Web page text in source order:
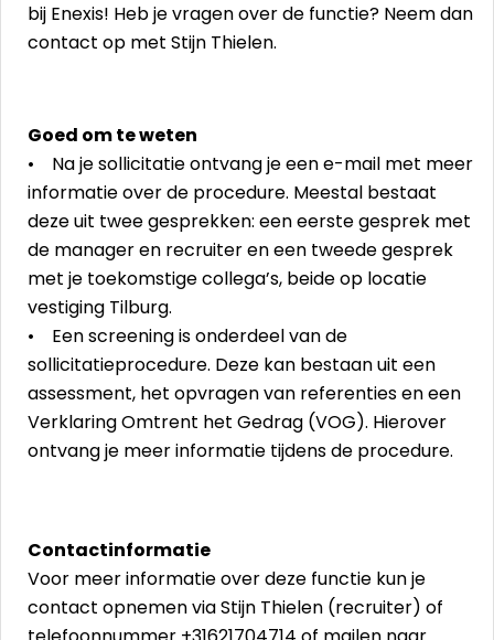
bij Enexis! Heb je vragen over de functie? Neem dan
contact op met Stijn Thielen.
Goed om te weten
• Na je sollicitatie ontvang je een e-mail met meer
informatie over de procedure. Meestal bestaat
deze uit twee gesprekken: een eerste gesprek met
de manager en recruiter en een tweede gesprek
met je toekomstige collega’s, beide op locatie
vestiging Tilburg.
• Een screening is onderdeel van de
sollicitatieprocedure. Deze kan bestaan uit een
assessment, het opvragen van referenties en een
Verklaring Omtrent het Gedrag (VOG). Hierover
ontvang je meer informatie tijdens de procedure.
Contactinformatie
Voor meer informatie over deze functie kun je
contact opnemen via Stijn Thielen (recruiter) of